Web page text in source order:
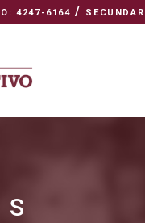
4247-6164 /